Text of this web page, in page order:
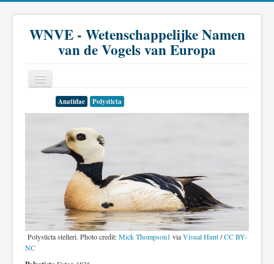
WNVE - Wetenschappelijke Namen
van de Vogels van Europa
Soort
Historie
Literatuur
Anatidae Polysticta
Polysticta stelleri. Photo credit:Mick Thompson1 viaVisual Hunt/CC BY-
NC